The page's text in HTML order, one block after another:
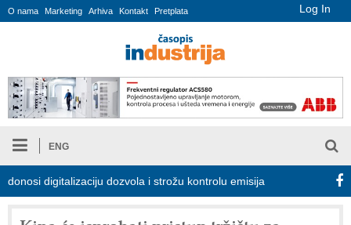
Log In
O nama Marketing Arhiva Kontakt Pretplata
ENG
digitalizaciju dozvola i strožu kontrolu emisija Proizvodnja